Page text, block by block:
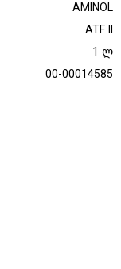
AMINOL
ATF II
1 ლ
00-00014585